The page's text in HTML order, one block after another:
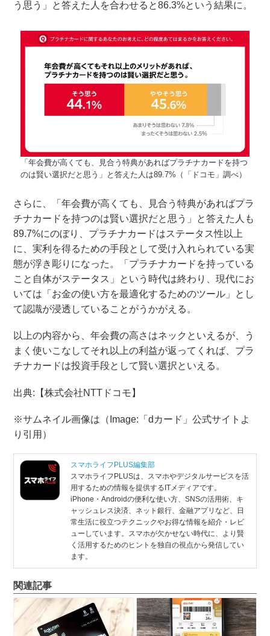
う思う」と答えた人を合わせると86.3%という結果に。
「年会費が高くても、見合う特典があればプラチナカードを持つ
のは賢い選択だと思う」と答えた人は89.7%（「ドコモ」調べ）
さらに、「年会費が高くても、見合う特典があればプラ
チナカードを持つのは賢い選択だと思う」と答えた人も
89.7%にのぼり、プラチナカードはステータス性以上
に、実利を得るための手段として受け入れられている実
態が浮き彫りになった。「プラチナカードを持っている
こと自体がステータス」という時代は終わり、現代にお
いては「お金の使い方を最適化するためのツール」とし
て認識が浸透していることがうかがえる。
以上の内容から、年会費の高さはネックといえるが、う
まく使いこなしてそれ以上の利益が返ってくれば、プラ
チナカードは投資手段として賢い選択といえる。
出典:【株式会社NTTドコモ】
※サムネイル画像は（Image:​「dカード」公式サイトよ
り引用）
スマホライフPLUS編集部
スマホライフPLUSは、スマホやデジタルサービスを活
用するための情報を提供するITメディアです。
iPhone・Androidの便利な使い方、SNSの活用術、キ
ャッシュレス決済、ネット銀行、金融アプリなど、日
常生活に役立つテクニックやお得な情報を紹介・レビ
ューしています。スマホが欠かせない時代に、より賢
く活用するためのヒントを独自の視点から発信してい
ます。
関連記事